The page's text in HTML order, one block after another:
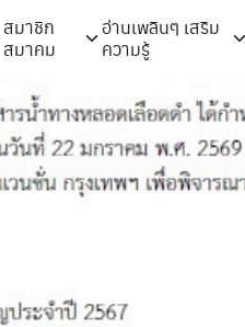
สมาชิก
สมาคม
อ่านเพลินๆ เสริม
ความรู้